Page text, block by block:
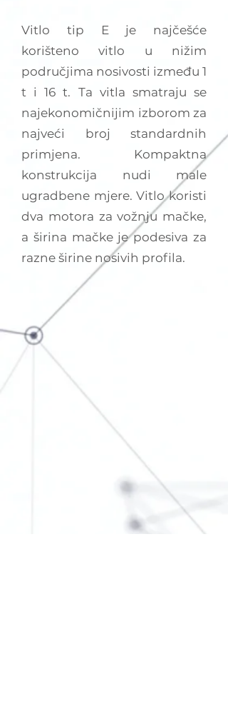
Vitlo tip E je najčešće
korišteno vitlo u nižim
područjima nosivosti između 1
t i 16 t. Ta vitla smatraju se
najekonomičnijim izborom za
najveći broj standardnih
primjena. Kompaktna
konstrukcija nudi male
ugradbene mjere. Vitlo koristi
dva motora za vožnju mačke,
a širina mačke je podesiva za
razne širine nosivih profila.